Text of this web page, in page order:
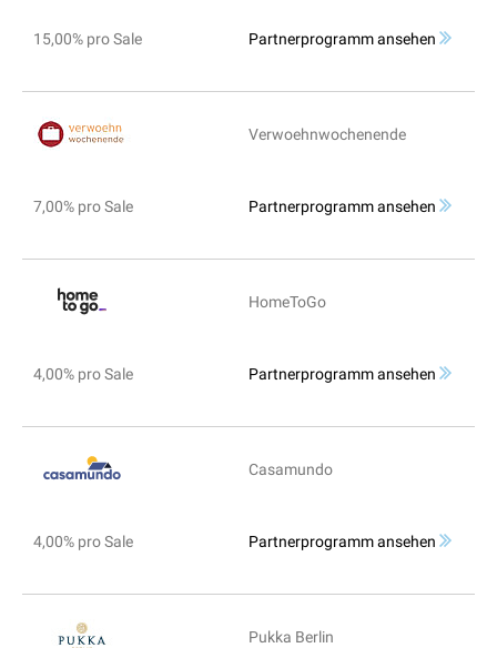
15,00% pro Sale Partnerprogramm ansehen
Verwoehnwochenende
7,00% pro Sale Partnerprogramm ansehen
HomeToGo
4,00% pro Sale Partnerprogramm ansehen
Casamundo
4,00% pro Sale Partnerprogramm ansehen
Pukka Berlin